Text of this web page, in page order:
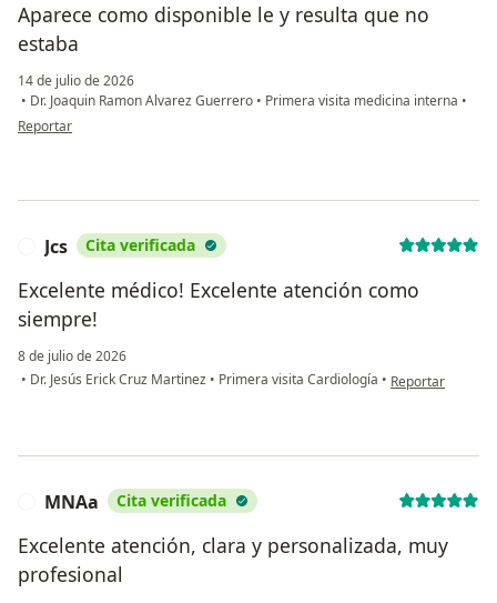
Aparece como disponible le y resulta que no
estaba
14 de julio de 2026
• Dr. Joaquin Ramon Alvarez Guerrero • Primera visita medicina interna •
en opinión del usuario Jane García
Reportar
Jcs Cita verificada
Excelente médico! Excelente atención como
siempre!
8 de julio de 2026
• Dr. Jesús Erick Cruz Martinez • Primera visita Cardiología • en opinión del
Reportar
MNAa Cita verificada
Excelente atención, clara y personalizada, muy
profesional